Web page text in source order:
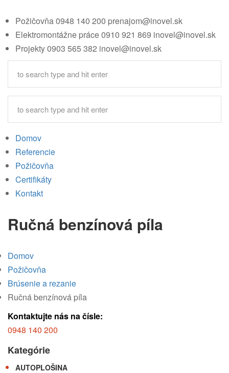
Požičovňa0948 140 200 prenajom@inovel.sk
Elektromontážne práce0910 921 869 inovel@inovel.sk
Projekty0903 565 382 inovel@inovel.sk
Domov
Referencie
Požičovňa
Certifikáty
Kontakt
Ručná benzínová píla
Domov
Požičovňa
Brúsenie a rezanie
Ručná benzínová píla
Kontaktujte nás na čísle:
0948 140 200
Kategórie
AUTOPLOŠINA